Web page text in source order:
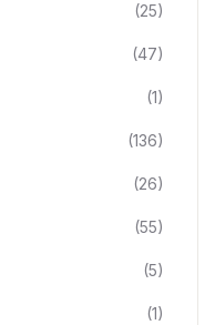
(25)
(47)
(1)
(136)
(26)
(55)
(5)
(1)